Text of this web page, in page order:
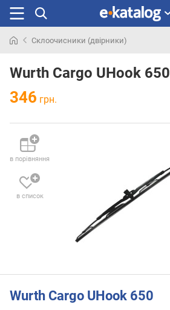
раніше
Склоочисники (двірники)
Wurth Cargo UHook 650
346 грн.
в порівняння
в список
Wurth Cargo UHook 650